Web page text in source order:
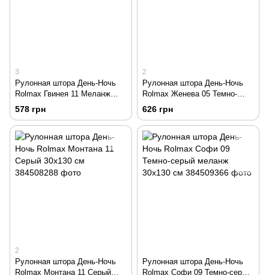
3
Рулонная штора День-Ночь
Rolmax Гвинея 11 Меланж
серый 30х130 см
578 грн
2
Рулонная штора День-Ночь
Rolmax Женева 05 Темно-
серый 30х130 см
626 грн
2
Рулонная штора День-Ночь
Rolmax Монтана 11 Серый
Рулонная штора День-Ночь
Rolmax Софи 09 Темно-серый